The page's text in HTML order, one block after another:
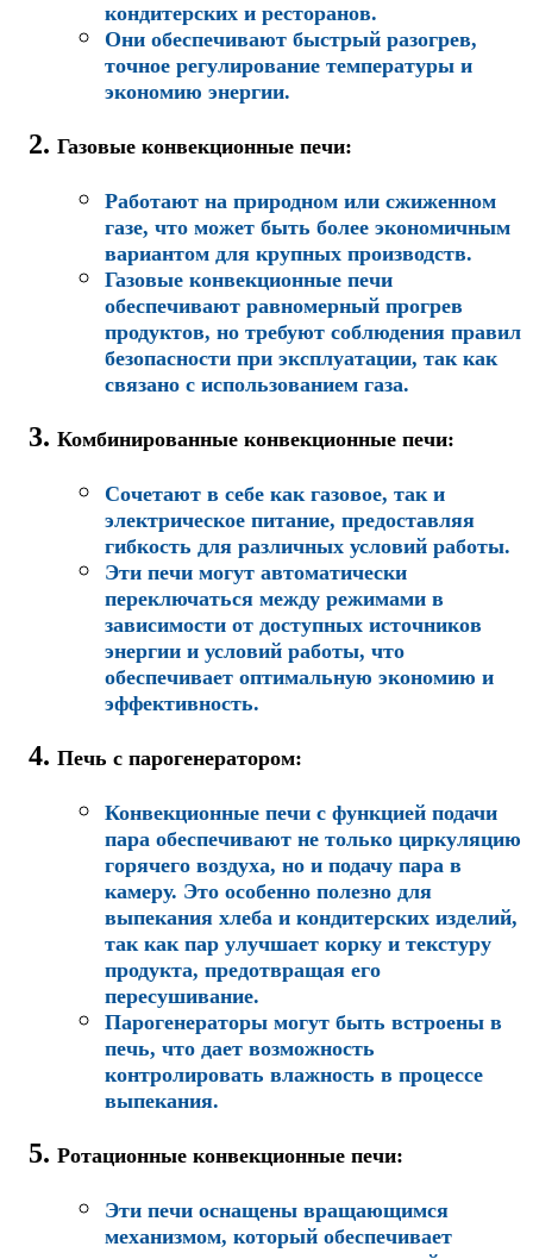
кондитерских и ресторанов.
Они обеспечивают быстрый разогрев,
точное регулирование температуры и
экономию энергии.
Газовые конвекционные печи:
Работают на природном или сжиженном
газе, что может быть более экономичным
вариантом для крупных производств.
Газовые конвекционные печи
обеспечивают равномерный прогрев
продуктов, но требуют соблюдения правил
безопасности при эксплуатации, так как
связано с использованием газа.
Комбинированные конвекционные печи:
Сочетают в себе как газовое, так и
электрическое питание, предоставляя
гибкость для различных условий работы.
Эти печи могут автоматически
переключаться между режимами в
зависимости от доступных источников
энергии и условий работы, что
обеспечивает оптимальную экономию и
эффективность.
Печь с парогенератором:
Конвекционные печи с функцией подачи
пара обеспечивают не только циркуляцию
горячего воздуха, но и подачу пара в
камеру. Это особенно полезно для
выпекания хлеба и кондитерских изделий,
так как пар улучшает корку и текстуру
продукта, предотвращая его
пересушивание.
Парогенераторы могут быть встроены в
печь, что дает возможность
контролировать влажность в процессе
выпекания.
Ротационные конвекционные печи:
Эти печи оснащены вращающимся
механизмом, который обеспечивает